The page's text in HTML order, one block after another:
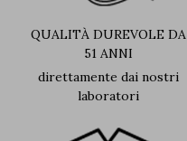
QUALITÀ DUREVOLE DA
51 ANNI
direttamente dai nostri
laboratori